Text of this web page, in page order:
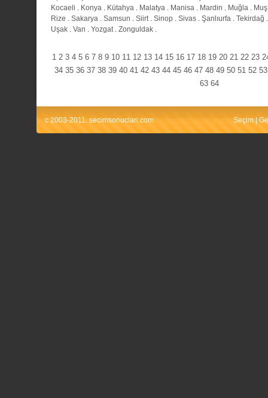
Kocaeli . Konya . Kütahya . Malatya . Manisa . Mardin . Muğla . Muş
Rize . Sakarya . Samsun . Siirt. Sinop . Sivas . Şanlıurfa . Tekirdağ
Uşak . Van . Yozgat. Zonguldak .
1 2 3 4 5 6 7 8 9 10 11 12 13 14 15 16 17 18 19 20 21 22 23
34 35 36 37 38 39 40 41 42 43 44 45 46 47 48 49 50 51 52 53
63 64
c 2003-2011. secimsonuclari.com Seçim |